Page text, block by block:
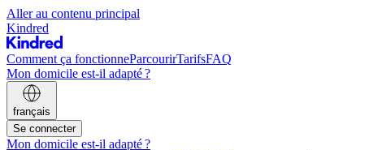
Aller au contenu principal
Kindred
Comment ça fonctionneParcourirTarifsFAQ
Mon domicile est-il adapté ?
français
Se connecter
Mon domicile est-il adapté ?